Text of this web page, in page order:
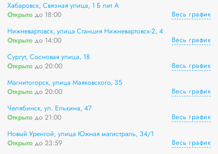
Хабаровск, Связная улица, 1 Б лит А
Открыто до 18:00
Весь график
Нижневартовск, улица Станция Нижневартовск-2, 4
Открыто до 14:00
Весь график
Сургут, Сосновая улица, 18
Открыто до 20:00
Весь график
Магнитогорск, улица Маяковского, 35
Открыто до 20:00
Весь график
Челябинск, ул. Елькина, 47
Открыто до 21:00
Весь график
Новый Уренгой, улица Южная магистраль, 34/1
Открыто до 23:59
Весь график